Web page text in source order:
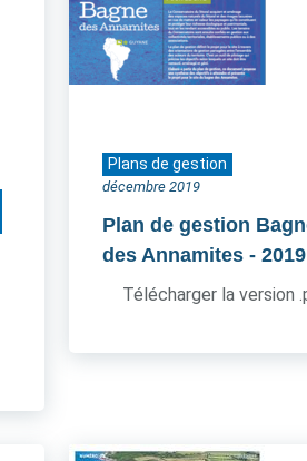
Plans de gestion
décembre 2019
Plan de gestion
des Annamites - 2019
Télécharger la version